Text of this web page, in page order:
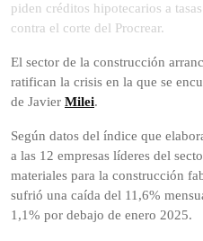
piden créditos hipotecarios a
contra el corte del Procrear.
El sector de la construcción
ratifican la crisis en la que se
de Javier Milei.
Según datos del índice que
a las 12 empresas líderes del
materiales para la construcción
sufrió una caída del 11,6%
1,1% por debajo de enero 2025.